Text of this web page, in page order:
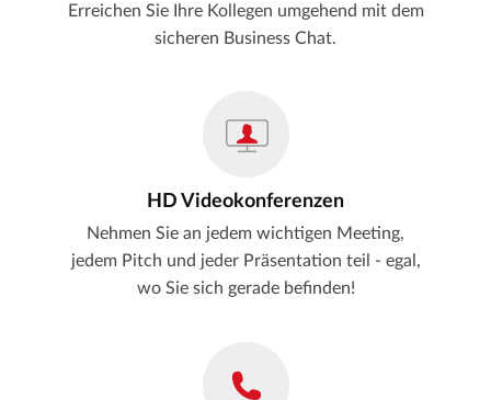
Erreichen Sie Ihre Kollegen umgehend mit dem
sicheren Business Chat.
HD Videokonferenzen
Nehmen Sie an jedem wichtigen Meeting,
jedem Pitch und jeder Präsentation teil - egal,
wo Sie sich gerade befinden!